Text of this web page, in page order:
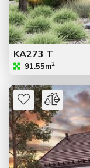
KA273 T
91.55m2